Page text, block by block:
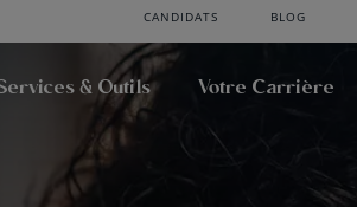
CANDIDATS BLOG
& Outils Votre Carrière